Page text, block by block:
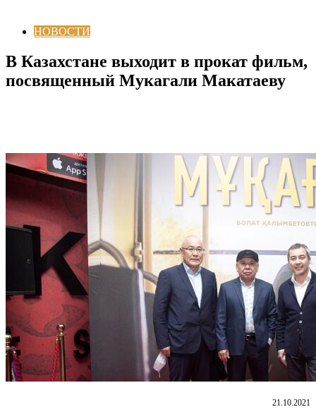
НОВОСТИ
В Казахстане выходит в прокат фильм,
посвященный Мукагали Макатаеву
21.10.2021